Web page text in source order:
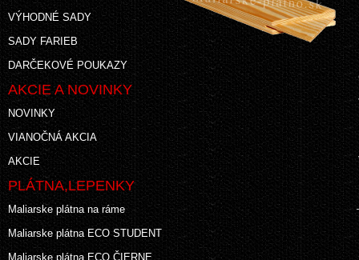
VÝHODNÉ SADY
SADY FARIEB
DARČEKOVÉ POUKAZY
AKCIE A NOVINKY
NOVINKY
VIANOČNÁ AKCIA
AKCIE
PLÁTNA,LEPENKY
Maliarske plátna na ráme
Maliarske plátna ECO STUDENT
Maliarske plátna ECO ČIERNE